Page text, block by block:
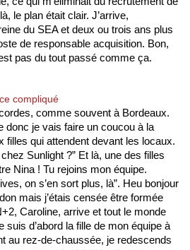
le plan était clair. J’arrive,
du SEA et deux ou trois ans plus
de responsable acquisition. Bon,
pas du tout passé comme ça.
compliqué
comme souvent à Bordeaux.
donc je vais faire un coucou à la
filles qui attendent devant les locaux.
Sunlight ?” Et là, une des filles
Nina ! Tu rejoins mon équipe.
on s’en sort plus, là”. Heu bonjour
mais j’étais censée être formée
Caroline, arrive et tout le monde
suis d’abord la fille de mon équipe à
au rez-de-chaussée, je redescends